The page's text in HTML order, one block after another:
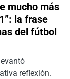
mucho más
la frase
del fútbol
reflexión.